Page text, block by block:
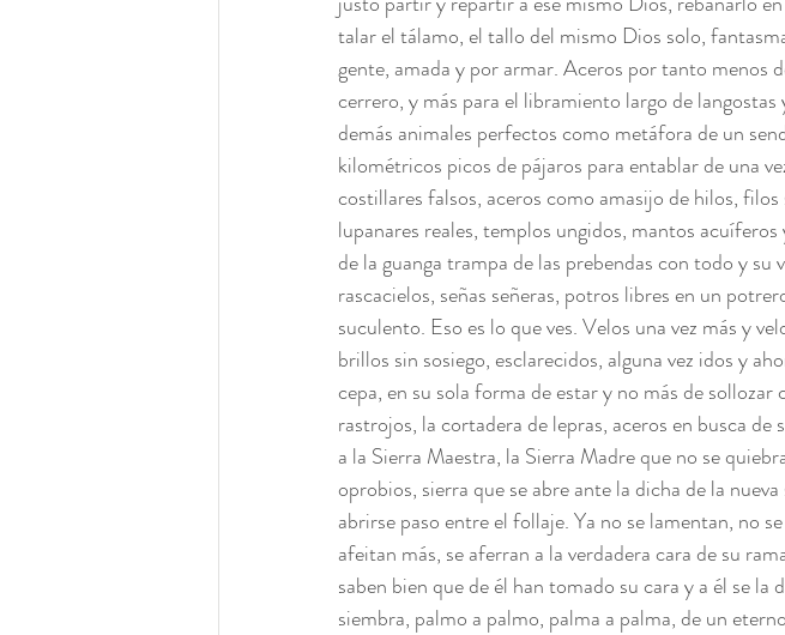
talar el tálamo, el tallo del mismo Dios solo,
gente, amada y por armar. Aceros por tanto menos
cerrero, y más para el libramiento largo de
demás animales perfectos como metáfora de un
kilométricos picos de pájaros para entablar de una
costillares falsos, aceros como amasijo de hilos,
lupanares reales, templos ungidos, mantos
de la guanga trampa de las prebendas con todo y
rascacielos, señas señeras, potros libres en un
suculento. Eso es lo que ves. Velos una vez más y
brillos sin sosiego, esclarecidos, alguna vez idos y
cepa, en su sola forma de estar y no más de
rastrojos, la cortadera de lepras, aceros en busca
a la Sierra Maestra, la Sierra Madre que no se
oprobios, sierra que se abre ante la dicha de la
abrirse paso entre el follaje. Ya no se lamentan, no
afeitan más, se aferran a la verdadera cara de su
saben bien que de él han tomado su cara y a él se
siembra, palmo a palmo, palma a palma, de un